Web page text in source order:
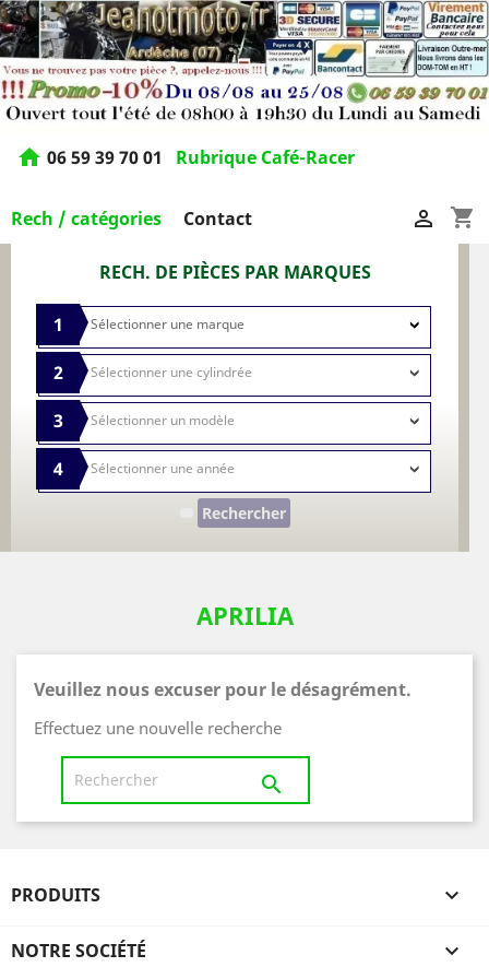
home 06 59 39 70 01 Rubrique Café-Racer
Rech / catégories Contact shopping_cart

RECH. DE PIÈCES PAR MARQUES
1
2
3
4
Rechercher
APRILIA
Veuillez nous excuser pour le désagrément.
Effectuez une nouvelle recherche

PRODUITS 
NOTRE SOCIÉTÉ 